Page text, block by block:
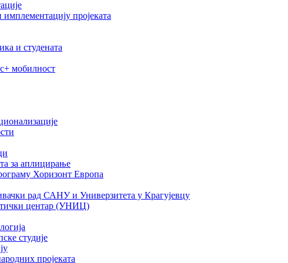
пројеката
и студената
мобилност
за аплицирање
Хоризонт Европа
рад САНУ и Универзитета у Крагујевцу
центар (УНИЦ)
студије
пројеката